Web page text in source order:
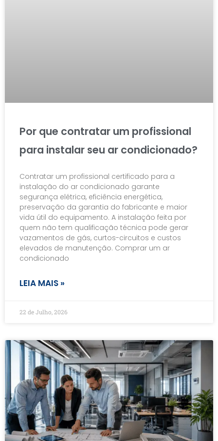
Por que contratar um profissional
para instalar seu ar condicionado?
Contratar um profissional certificado para a
instalação do ar condicionado garante
segurança elétrica, eficiência energética,
preservação da garantia do fabricante e maior
vida útil do equipamento. A instalação feita por
quem não tem qualificação técnica pode gerar
vazamentos de gás, curtos-circuitos e custos
elevados de manutenção. Comprar um ar
condicionado
LEIA MAIS »
22 de Julho, 2026